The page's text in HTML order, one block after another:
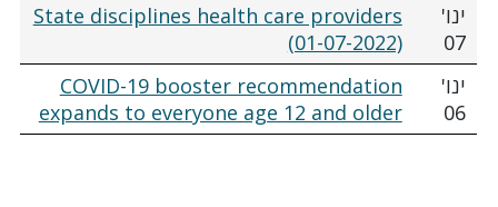
ינו'
07
State disciplines health care providers
(01-07-2022)
ינו'
06
COVID-19 booster recommendation
expands to everyone age 12 and older